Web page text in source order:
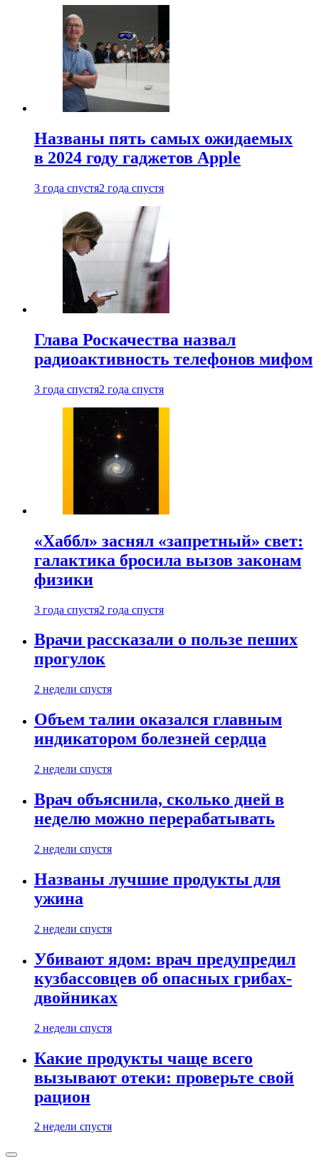
Названы пять самых ожидаемых
в 2024 году гаджетов Apple
3 года спустя2 года спустя
Глава Роскачества назвал
радиоактивность телефонов мифом
3 года спустя2 года спустя
«Хаббл» заснял «запретный» свет:
галактика бросила вызов законам
физики
3 года спустя2 года спустя
Врачи рассказали о пользе пеших
прогулок
2 недели спустя
Объем талии оказался главным
индикатором болезней сердца
2 недели спустя
Врач объяснила, сколько дней в
неделю можно перерабатывать
2 недели спустя
Названы лучшие продукты для
ужина
2 недели спустя
Убивают ядом: врач предупредил
кузбассовцев об опасных грибах-
двойниках
2 недели спустя
Какие продукты чаще всего
вызывают отеки: проверьте свой
рацион
2 недели спустя